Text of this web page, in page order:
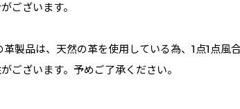
ございます。
製品は、天然の革を使用している為、1点1点風
ございます。予めご了承ください。